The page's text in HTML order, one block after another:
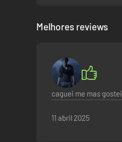
Melhores reviews
caguei me mas gostei
11 abril 2025